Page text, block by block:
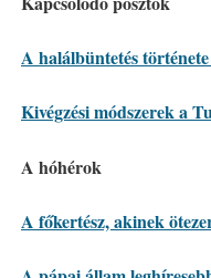
A halálbüntetés
Kivégzési módszerek a
A hóhérok
A főkertész, akinek